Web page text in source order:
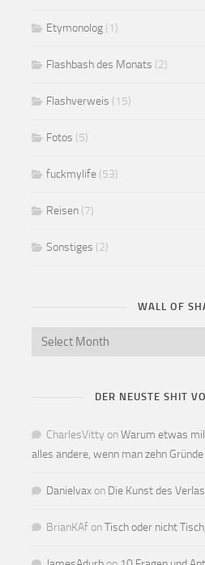
Etymonolog (1)
Flashbash des Monats (2)
Flashverweis (15)
Fotos (5)
fuckmylife (53)
Reisen (7)
Sonstiges (2)
WALL OF
DER NEUSTE SHIT
CharlesVitty onWarum etwas
alles andere, wenn man zehn
Danielvax on Die Kunst des
BrianKAf onTisch oder nicht